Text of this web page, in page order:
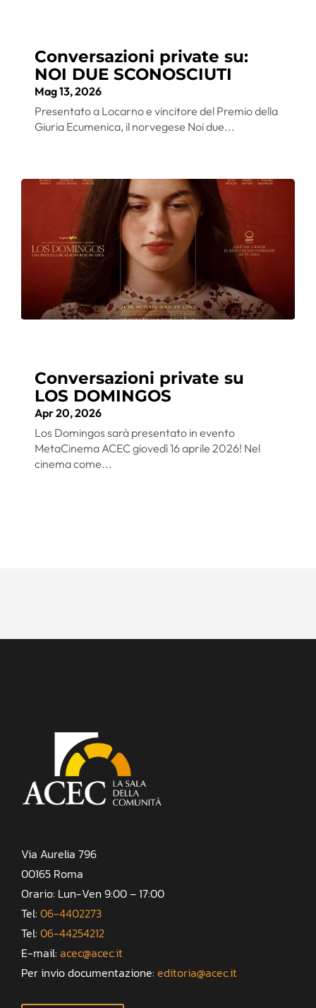
Conversazioni private su:
NOI DUE SCONOSCIUTI
Mag 13, 2026
Presentato a Locarno e vincitore del Premio della
Giuria Ecumenica, il norvegese Noi due...
Conversazioni private su
LOS DOMINGOS
Apr 20, 2026
Los Domingos sarà presentato in evento
MetaCinema ACEC giovedì 16 aprile 2026! Nel
cinema come...
Via Aurelia 796
00165 Roma
Orario: Lun-Ven 9:00 – 17:00
Tel: 06-4402273
Tel: 06-44254212
E-mail: acec@acec.it
Per invio documentazione: editoria@acec.it